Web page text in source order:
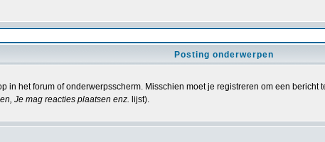
Posting onderwerpen
in het forum of onderwerpsscherm. Misschien moet je registreren om een
Je mag reacties plaatsen enz. lijst).